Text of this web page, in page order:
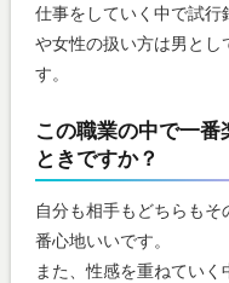
仕事をしていく中で試行
や女性の扱い方は男とし
す。
この職業の中で一
ときですか？
自分も相手もどちらも
番心地いいです。
また、性感を重ねていく